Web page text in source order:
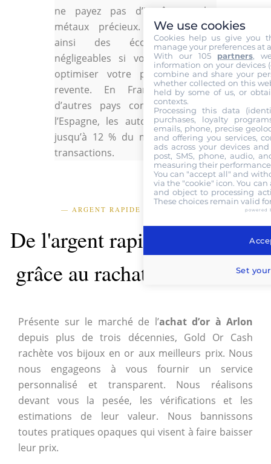
ne payez pas d’impôt sur les
métaux précieux. Vous réalisez
ainsi des économies non
négligeables si vous cherchez à
optimiser votre plus-value à la
revente. En France, et dans
d’autres pays comme l’Italie ou
l’Espagne, les autorités prélèvent
jusqu’à 12 % du montant de vos
transactions.
— ARGENT RAPIDE ET SECURISE —
De l'argent rapide et sécurisé
grâce au rachat d'or à Arlon
Présente sur le marché de l’achat d’or à Arlon
depuis plus de trois décennies, Gold Or Cash
rachète vos bijoux en or aux meilleurs prix. Nous
nous engageons à vous fournir un service
personnalisé et transparent. Nous réalisons
devant vous la pesée, les vérifications et les
estimations de leur valeur. Nous bannissons
toutes pratiques opaques qui visent à faire baisser
leur prix.
We use cookies
Cookies help us give you
manage your preferences at
With our 105 partners,
information on your devices
combine and share your
whether collected on this
held by some of us, or
contexts.
Processing this data
purchases, loyalty
emails, phone, precise
and offering you services,
ads across your devices
post, SMS, phone, audio,
measuring their
You can "accept all" and
via the "cookie" icon. You
and object to processing
These choices remain valid
powered
Set